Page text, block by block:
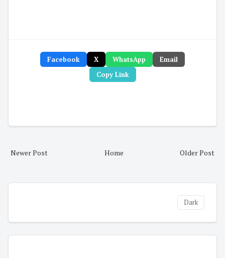
Facebook X WhatsApp
Email
Copy Link
Newer Post Older Post
Home
Dark